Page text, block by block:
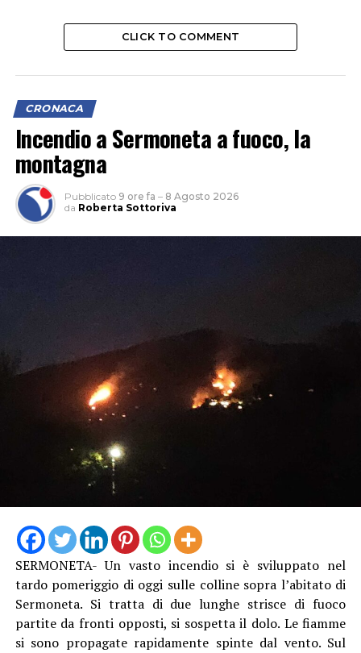
CLICK TO COMMENT
CRONACA
Incendio a Sermoneta a fuoco, la
montagna
Pubblicato 9 ore fa – 8 Agosto 2026
da Roberta Sottoriva
SERMONETA- Un vasto incendio si è sviluppato nel
tardo pomeriggio di oggi sulle colline sopra l’abitato di
Sermoneta. Si tratta di due lunghe strisce di fuoco
partite da fronti opposti, si sospetta il dolo. Le fiamme
si sono propagate rapidamente spinte dal vento. Sul